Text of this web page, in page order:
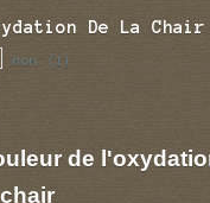
De La Chair
non (1)
de